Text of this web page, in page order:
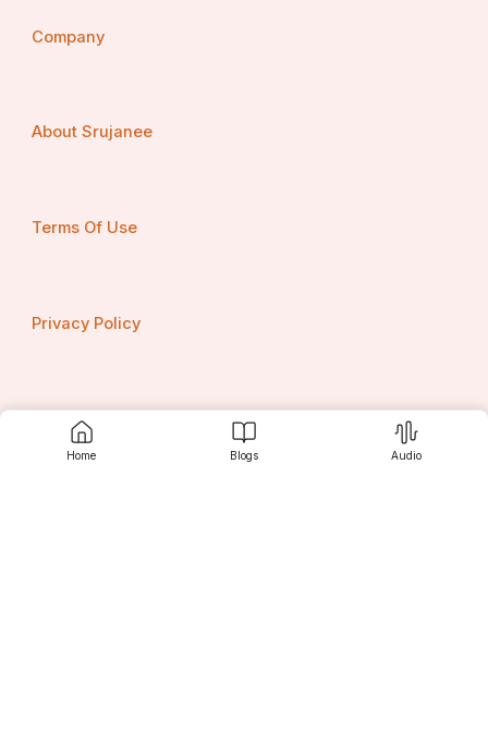
Home Blogs Audio
Company
About Srujanee
Terms Of Use
Privacy Policy
Contact us